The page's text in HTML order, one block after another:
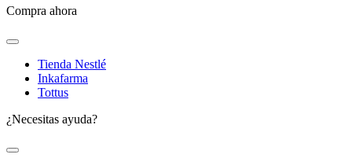
Compra ahora
Tienda Nestlé
Inkafarma
Tottus
¿Necesitas ayuda?